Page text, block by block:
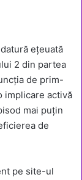
ețeuată
2 din partea
de prim-
implicare activă
mai puțin
de
pe site-ul